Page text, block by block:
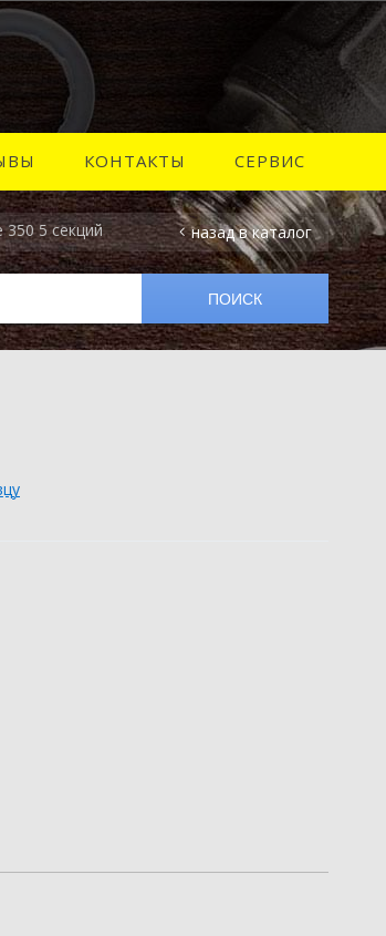
КОНТАКТЫ СЕРВИС
5 секций назад в каталог